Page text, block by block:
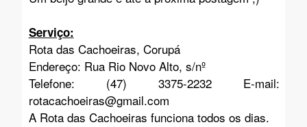
Serviço:
Rota das Cachoeiras, Corupá
Endereço: Rua Rio Novo Alto, s/nº
Telefone: (47) 3375-2232 E-mail:
rotacachoeiras@gmail.com
A Rota das Cachoeiras funciona todos os dias.